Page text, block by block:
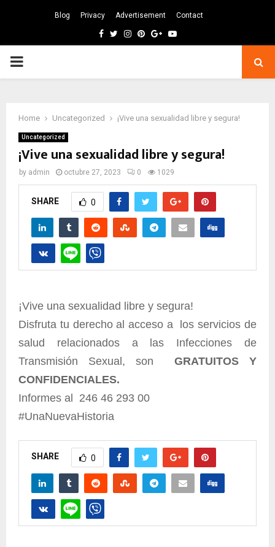
Blog Privacy Advertisement Contact
Facebook
TwitterInstagram
Pinterest
GoogleYoutube
PRIMARY
Home Uncategorized ¡Vive una sexualidad libre y segura!
Uncategorized
¡Vive una sexualidad libre y segura!
by admin octubre 27, 2023 0 1029
SHARE 0
¡Vive una sexualidad libre y segura!
Disfruta tu derecho al acceso a los servicios de
salud relacionados a las Infecciones de
Transmisión Sexual, son GRATUITOS Y
CONFIDENCIALES.
Informes al 246 46 293 00
#UnaNuevaHistoria
SHARE 0